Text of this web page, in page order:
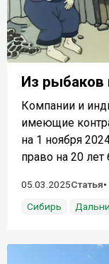
Из
Компании и
имеющие
на 1 ноября
право на 20 лет
05.03.2025Статья
Сибирь